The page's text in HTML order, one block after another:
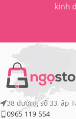
kinh
38 đường số 33, ấp
0965 119 554